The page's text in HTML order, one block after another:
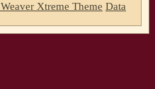
Weaver Xtreme Theme Data